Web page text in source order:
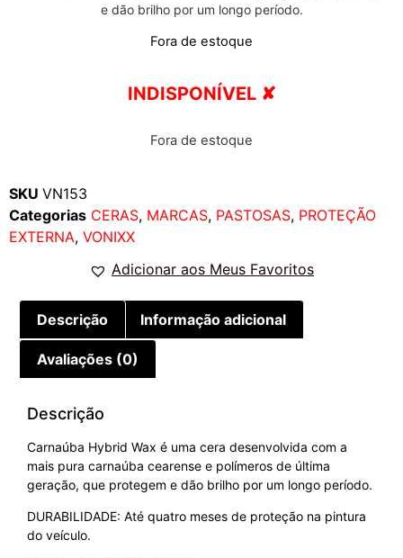
e dão brilho por um longo período.
Fora de estoque
INDISPONÍVEL ✘
Fora de estoque
SKU VN153
Categorias CERAS, MARCAS, PASTOSAS, PROTEÇÃO
EXTERNA, VONIXX
Adicionar aos Meus Favoritos
Descrição Informação adicional
Avaliações (0)
Descrição
Carnaúba Hybrid Wax é uma cera desenvolvida com a
mais pura carnaúba cearense e polímeros de última
geração, que protegem e dão brilho por um longo período.
DURABILIDADE: Até quatro meses de proteção na pintura
do veículo.